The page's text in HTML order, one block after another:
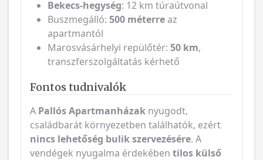
Bekecs-hegység: 12 km túraútvonal
Buszmegálló: 500 méterreaz
apartmantól
Marosvásárhelyi repülőtér: 50 km,
transzferszolgáltatás kérhető
Fontos tudnivalók
A Pallós Apartmanházak nyugodt,
családbarát környezetben találhatók, ezért
nincs lehetőség bulik szervezésére. A
vendégek nyugalma érdekében tilos külső